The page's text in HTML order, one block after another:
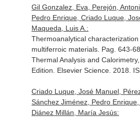
Gil Gonzalez, Eva, Perejón,
Pedro Enrique, Criado Luque,
Maqueda, Luis A.:
Thermoanalytical
multiferroic materials. Pag. 643-
Thermal Analysis and
Edition . Elsevier Science. 2018.
Criado Luque, José Manuel,
Sánchez Jiménez, Pedro Enrique,
Diánez Millán, María Jesús: